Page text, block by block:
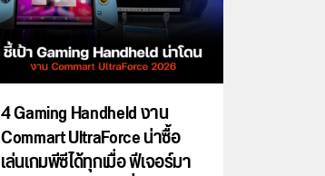
4 Gaming Handheld งาน
Commart UltraForce น่าซื้อ
เล่นเกมพีซีได้ทุกเมื่อ ฟีเจอร์มา